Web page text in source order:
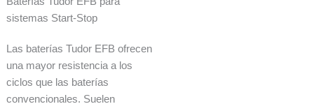
sistemas Start-Stop
Las baterías Tudor EFB ofrecen
una mayor resistencia a los
ciclos que las baterías
convencionales. Suelen